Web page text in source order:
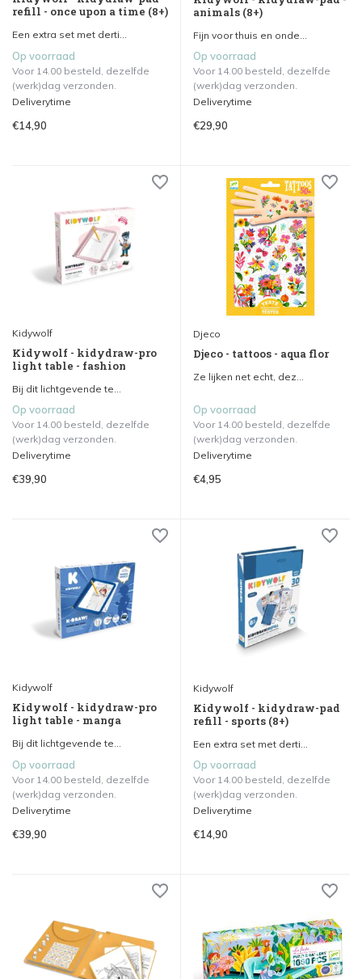
refill - once upon a time (8+)
Een extra set met derti...
Op voorraad
Voor 14.00 besteld, dezelfde
(werk)dag verzonden.
Deliverytime
€14,90
animals (8+)
Fijn voor thuis en onde...
Op voorraad
Voor 14.00 besteld, dezelfde
(werk)dag verzonden.
Deliverytime
€29,90
Kidywolf
Kidywolf - kidydraw-pro
light table - fashion
Bij dit lichtgevende te...
Op voorraad
Voor 14.00 besteld, dezelfde
(werk)dag verzonden.
Deliverytime
€39,90
Djeco
Djeco - tattoos - aqua flor
Ze lijken net echt, dez...
Op voorraad
Voor 14.00 besteld, dezelfde
(werk)dag verzonden.
Deliverytime
€4,95
Kidywolf
Kidywolf - kidydraw-pro
light table - manga
Bij dit lichtgevende te...
Op voorraad
Voor 14.00 besteld, dezelfde
(werk)dag verzonden.
Deliverytime
€39,90
Kidywolf
Kidywolf - kidydraw-pad
refill - sports (8+)
Een extra set met derti...
Op voorraad
Voor 14.00 besteld, dezelfde
(werk)dag verzonden.
Deliverytime
€14,90